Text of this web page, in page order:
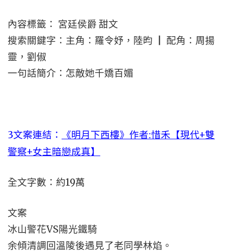
內容標籤： 宮廷侯爵 甜文
搜索關鍵字：主角：羅令妤，陸昀 ┃ 配角：周揚
靈，劉俶
一句話簡介：怎敵她千嬌百媚
3文案連結：
《明月下西樓》作者:惜禾【現代+雙
警察+女主暗戀成真】
全文字數：約19萬
文案
冰山警花VS陽光鐵騎
余傾清調回溫陵後遇見了老同學林焰。